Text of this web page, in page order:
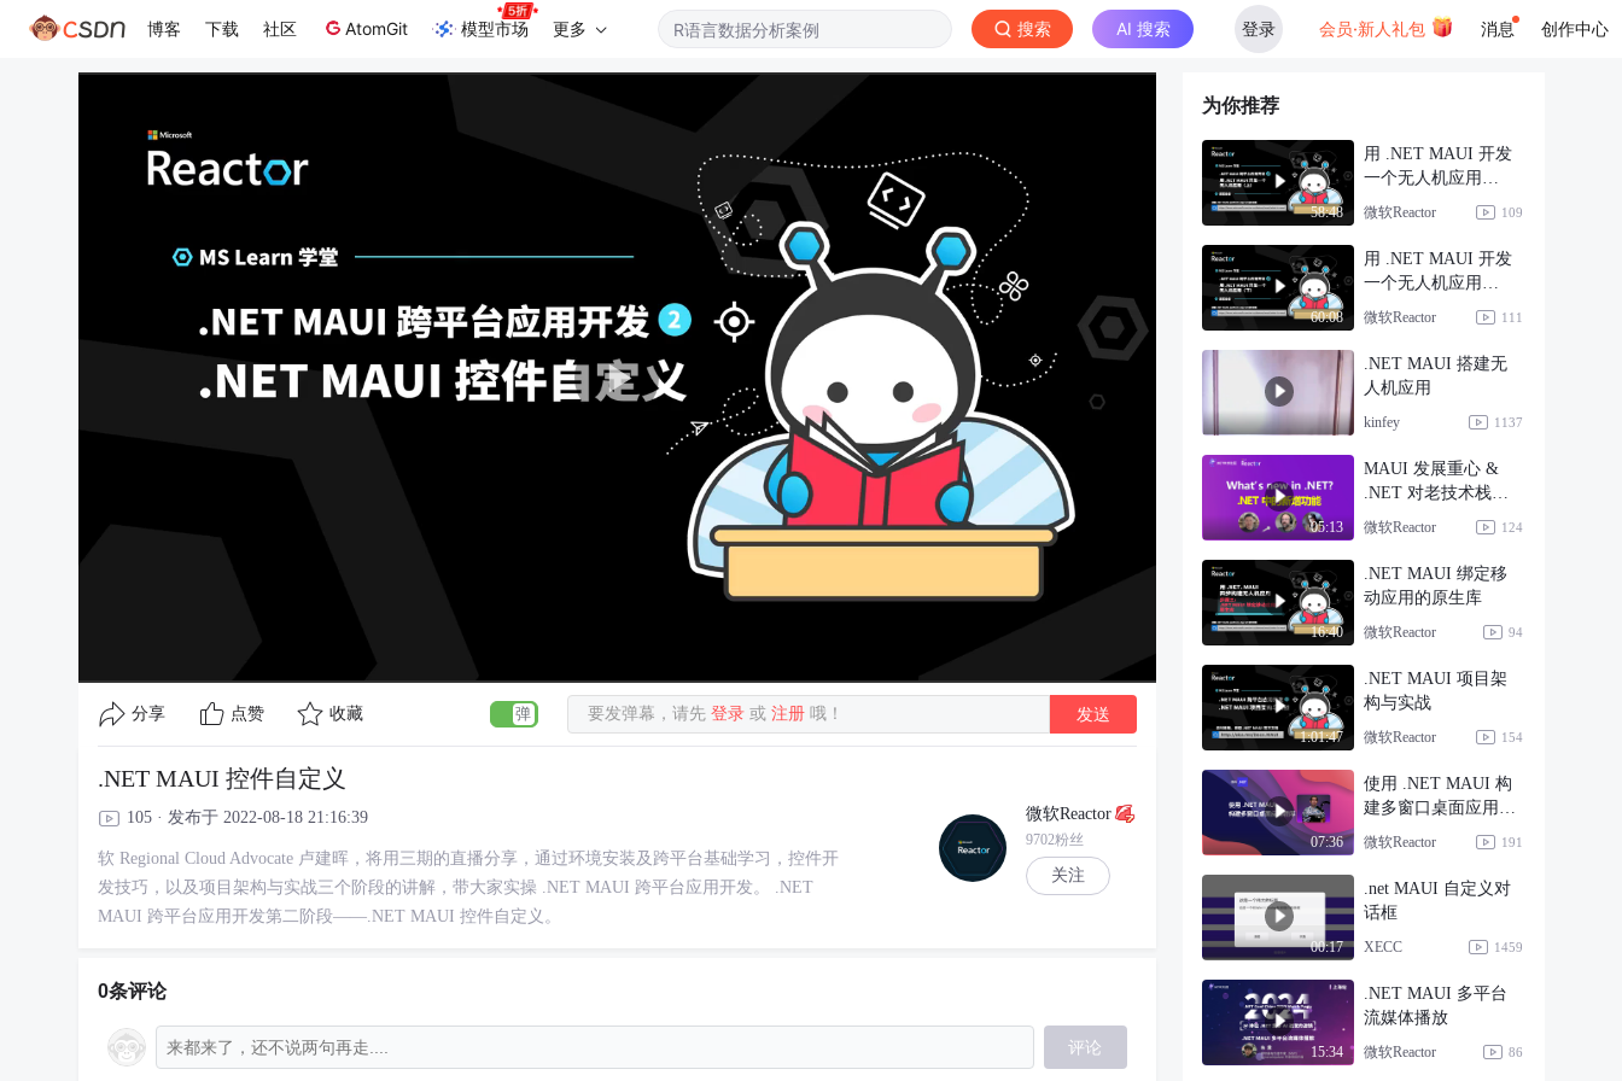
博客 下载 社区 AtomGit 模型市场 更多 搜索 AI 搜索 登录 会员·新人礼包 消息 创作中心
分享 点赞 收藏 要发弹幕，请先登录 或注册 哦！ 发送
.NET MAUI 控件自定义
105 · 发布于 2022-08-18 21:16:39
软 Regional Cloud Advocate 卢建晖，将用三期的直播分享，通过环境安装及跨平台基础学习，控件开
发技巧，以及项目架构与实战三个阶段的讲解，带大家实操 .NET MAUI 跨平台应用开发。 .NET
MAUI 跨平台应用开发第二阶段——.NET MAUI 控件自定义。
微软Reactor
9702粉丝
关注
0条评论
评论
为你推荐
58:48
用 .NET MAUI 开发
一个无人机应用
（上）
微软Reactor 109
60:08
用 .NET MAUI 开发
一个无人机应用
（下）
微软Reactor 111
.NET MAUI 搭建无
人机应用
kinfey 1137
05:13
MAUI 发展重心 &
.NET 对老技术栈的
支持？
微软Reactor 124
16:40
.NET MAUI 绑定移
动应用的原生库
微软Reactor 94
1:01:47
.NET MAUI 项目架
构与实战
微软Reactor 154
07:36
使用 .NET MAUI 构
建多窗口桌面应用程
序
微软Reactor 191
00:17
.net MAUI 自定义对
话框
XECC 1459
15:34
.NET MAUI 多平台
流媒体播放
微软Reactor 86